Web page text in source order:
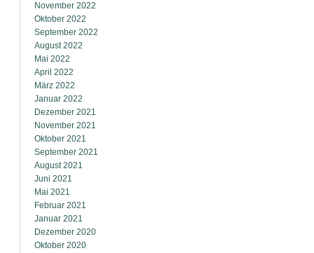
November 2022
Oktober 2022
September 2022
August 2022
Mai 2022
April 2022
März 2022
Januar 2022
Dezember 2021
November 2021
Oktober 2021
September 2021
August 2021
Juni 2021
Mai 2021
Februar 2021
Januar 2021
Dezember 2020
Oktober 2020